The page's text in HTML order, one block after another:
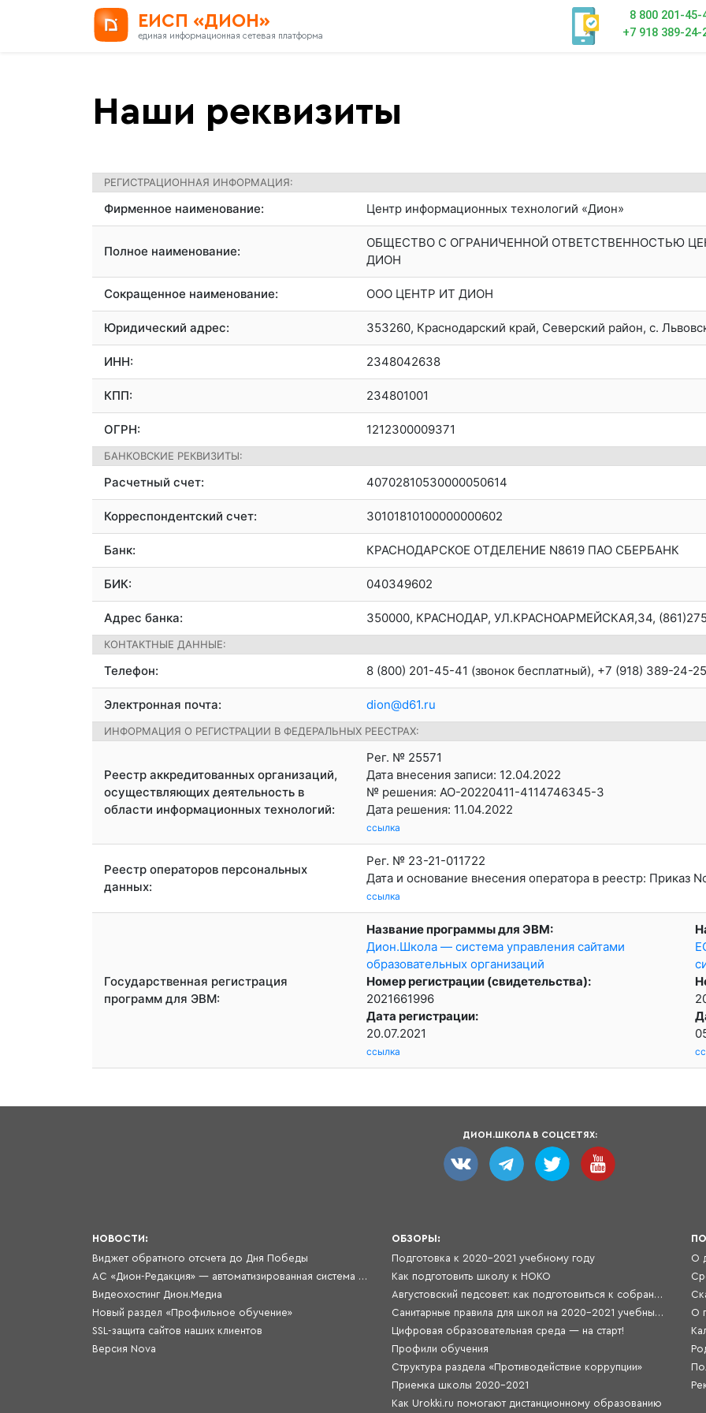
ЕИСП «ДИОН»
единая информационная сетевая платформа
8 800 201-45-
+7 918 389-24-
Наши реквизиты
РЕГИСТРАЦИОННАЯ ИНФОРМАЦИЯ:
Фирменное наименование: Центр информационных технологий «Дион»
Полное наименование:
ОБЩЕСТВО С ОГРАНИЧЕННОЙ ОТВЕТСТВЕННОСТЬЮ
ДИОН
Сокращенное наименование: ООО ЦЕНТР ИТ ДИОН
Юридический адрес: 353260, Краснодарский край, Северский район, с.
ИНН: 2348042638
КПП: 234801001
ОГРН: 1212300009371
БАНКОВСКИЕ РЕКВИЗИТЫ:
Расчетный счет: 40702810530000050614
Корреспондентский счет: 30101810100000000602
Банк: КРАСНОДАРСКОЕ ОТДЕЛЕНИЕ N8619 ПАО СБЕРБАНК
БИК: 040349602
Адрес банка: 350000, КРАСНОДАР, УЛ.КРАСНОАРМЕЙСКАЯ,34,
КОНТАКТНЫЕ ДАННЫЕ:
Телефон: 8 (800) 201-45-41 (звонок бесплатный), +7 (918) 389-24-25
Электронная почта: dion@d61.ru
ИНФОРМАЦИЯ О РЕГИСТРАЦИИ В ФЕДЕРАЛЬНЫХ РЕЕСТРАХ:
Реестр аккредитованных организаций,
осуществляющих деятельность в
области информационных технологий:
Рег. № 25571
Дата внесения записи: 12.04.2022
№ решения: АО-20220411-4114746345-3
Дата решения: 11.04.2022
ссылка
Реестр операторов персональных
данных:
Рег. № 23-21-011722
Дата и основание внесения оператора в реестр: Приказ
ссылка
Государственная регистрация
программ для ЭВМ:
Название программы для ЭВМ:
Дион.Школа — система управления сайтами
образовательных организаций
Номер регистрации (свидетельства):
2021661996
Дата регистрации:
20.07.2021
ссылка
ДИОН.ШКОЛА В СОЦСЕТЯХ:
НОВОСТИ:
Виджет обратного отсчета до Дня Победы
АС «Дион-Редакция» — автоматизированная система обработки и учета заявок
Видеохостинг Дион.Медиа
Новый раздел «Профильное обучение»
SSL-защита сайтов наших клиентов
Версия Nova
ОБЗОРЫ:
Подготовка к 2020-2021 учебному году
Как подготовить школу к НОКО
Августовский педсовет: как подготовиться к собранию в 2020 году
Санитарные правила для школ на 2020-2021 учебный год
Цифровая образовательная среда — на старт!
Профили обучения
Структура раздела «Противодействие коррупции»
Приемка школы 2020-2021
Как Urokki.ru помогают дистанционному образованию